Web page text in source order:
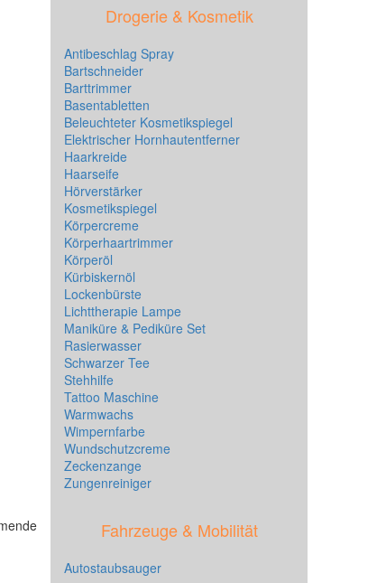
Drogerie & Kosmetik
Antibeschlag Spray
Bartschneider
Barttrimmer
Basentabletten
Beleuchteter Kosmetikspiegel
Elektrischer Hornhautentferner
Haarkreide
Haarseife
Hörverstärker
Kosmetikspiegel
Körpercreme
Körperhaartrimmer
Körperöl
Kürbiskernöl
Lockenbürste
Lichttherapie Lampe
Maniküre & Pediküre Set
Rasierwasser
Schwarzer Tee
Stehhilfe
Tattoo Maschine
Warmwachs
Wimpernfarbe
Wundschutzcreme
Zeckenzange
Zungenreiniger
Fahrzeuge & Mobilität
Autostaubsauger